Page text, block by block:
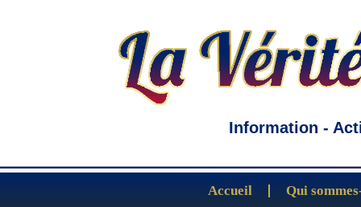
Information -
Accueil Qui